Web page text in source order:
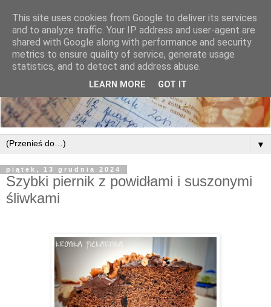
▼
piątek, 13 grudnia 2024
Szybki piernik z powidłami i suszonymi
śliwkami
This site uses cookies from Google to deliver its services
and to analyze traffic. Your IP address and user-agent are
shared with Google along with performance and security
metrics to ensure quality of service, generate usage
statistics, and to detect and address abuse.
LEARN MORE GOT IT